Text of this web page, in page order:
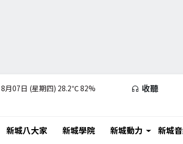
8月07日 (星期四) 28.2℃82% 收聽
新城八大家 新城學院 新城動力 新城